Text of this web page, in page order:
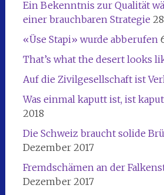
Ein Bekenntnis zur Qualität
einer brauchbaren Strategie
«Üse Stapi» wurde abberufen
That’s what the desert looks
Auf die Zivilgesellschaft ist
Was einmal kaputt ist, ist
2018
Die Schweiz braucht solide
Dezember 2017
Fremdschämen an der
Dezember 2017